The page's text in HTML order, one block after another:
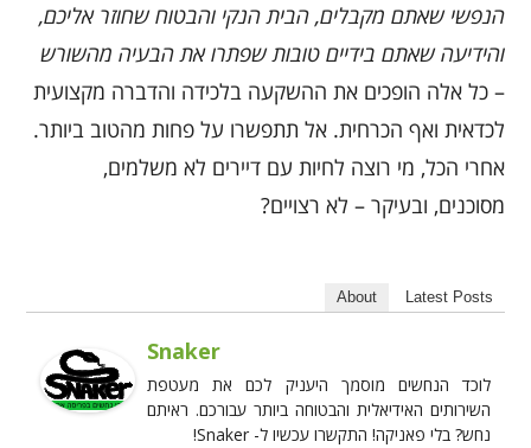
הנפשי שאתם מקבלים, הבית הנקי והבטוח שחוזר אליכם,
והידיעה שאתם בידיים טובות שפתרו את הבעיה מהשורש
– כל אלה הופכים את ההשקעה בלכידה והדברה מקצועית
לכדאית ואף הכרחית. אל תתפשרו על פחות מהטוב ביותר.
אחרי הכל, מי רוצה לחיות עם דיירים לא משלמים,
מסוכנים, ובעיקר – לא רצויים?
About Latest Posts
Snaker
לוכד הנחשים מוסמך היעניק לכם את מעטפת
השירותים האידיאלית והבטוחה ביותר עבורכם. ראיתם
נחש? בלי פאניקה! התקשרו עכשיו ל- Snaker!